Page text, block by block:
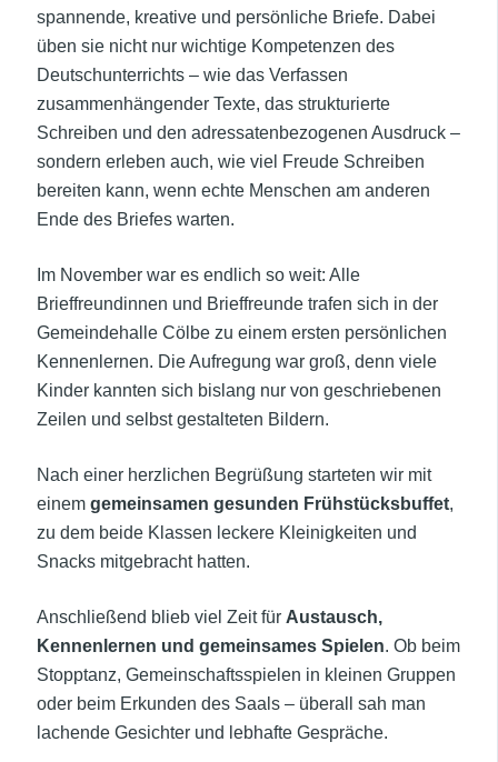
spannende, kreative und persönliche Briefe. Dabei
üben sie nicht nur wichtige Kompetenzen des
Deutschunterrichts – wie das Verfassen
zusammenhängender Texte, das strukturierte
Schreiben und den adressatenbezogenen Ausdruck –
sondern erleben auch, wie viel Freude Schreiben
bereiten kann, wenn echte Menschen am anderen
Ende des Briefes warten.
Im November war es endlich so weit: Alle
Brieffreundinnen und Brieffreunde trafen sich in der
Gemeindehalle Cölbe zu einem ersten persönlichen
Kennenlernen. Die Aufregung war groß, denn viele
Kinder kannten sich bislang nur von geschriebenen
Zeilen und selbst gestalteten Bildern.
Nach einer herzlichen Begrüßung starteten wir mit
einem gemeinsamen gesunden Frühstücksbuffet,
zu dem beide Klassen leckere Kleinigkeiten und
Snacks mitgebracht hatten.
Anschließend blieb viel Zeit für Austausch,
Kennenlernen und gemeinsames Spielen. Ob beim
Stopptanz, Gemeinschaftsspielen in kleinen Gruppen
oder beim Erkunden des Saals – überall sah man
lachende Gesichter und lebhafte Gespräche.